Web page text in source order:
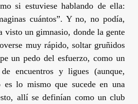
si estuviese hablando de ella:
cuántos”. Y no, no podía,
visto un gimnasio, donde la gente
muy rápido, soltar gruñidos
un pedo del esfuerzo, como un
encuentros y ligues (aunque,
es lo mismo que sucede en una
allí se definían como un club